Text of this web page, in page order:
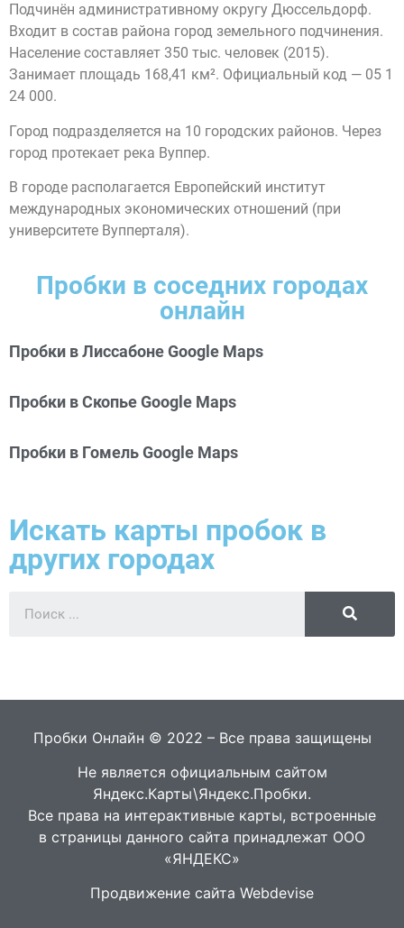
Подчинён административному округу Дюссельдорф.
Входит в состав района город земельного подчинения.
Население составляет 350 тыс. человек (2015).
Занимает площадь 168,41 км². Официальный код — 05 1
24 000.
Город подразделяется на 10 городских районов. Через
город протекает река Вуппер.
В городе располагается Европейский институт
международных экономических отношений (при
университете Вупперталя).
Пробки в соседних городах
онлайн
Пробки в Лиссабоне Google Maps
Пробки в Скопье Google Maps
Пробки в Гомель Google Maps
Искать карты пробок в
других городах
Пробки Онлайн © 2022 – Все права защищены
Не является официальным сайтом
Яндекс.Карты\Яндекс.Пробки.
Все права на интерактивные карты, встроенные
в страницы данного сайта принадлежат ООО
«ЯНДЕКС»
Продвижение сайта Webdevise